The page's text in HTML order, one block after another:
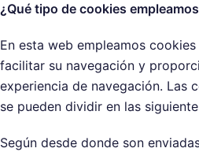
¿Qué tipo de cookies
En esta web empleamos
facilitar su navegación y
experiencia de navegación. Las
se pueden dividir en las
Según desde donde son